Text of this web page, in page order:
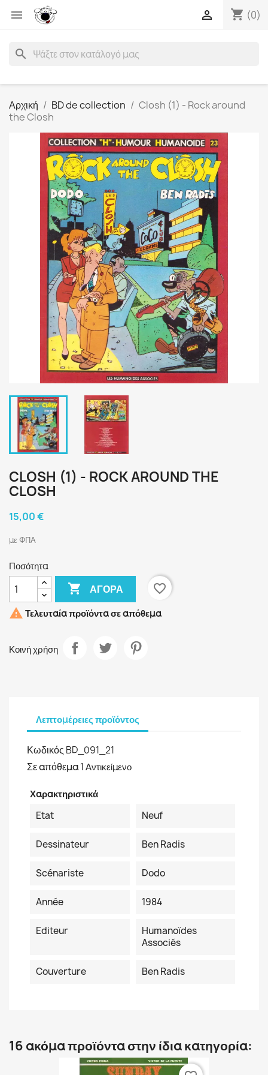
 shopping_cart (0)

search
Αρχική BD de collection
Closh (1) - Rock around
the Closh
CLOSH (1) - ROCK AROUND THE
CLOSH
15,00 €
με ΦΠΑ
Ποσότητα
 ΑΓΟΡΆ
favorite_border
 Τελευταία προϊόντα σε απόθεμα
Κοινή χρήση
Λεπτομέρειες προϊόντος
Κωδικός BD_091_21
Σε απόθεμα1 Αντικείμενο
Χαρακτηριστικά
Etat
Neuf
Dessinateur Ben Radis
Scénariste Dodo
Année 1984
Editeur
Humanoïdes
Associés
Couverture Ben Radis
16 ακόμα προϊόντα στην ίδια κατηγορία: